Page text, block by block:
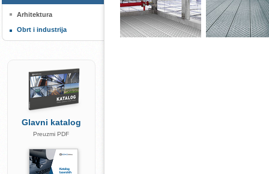
Arhitektura
Obrt i industrija
Glavni katalog
Preuzmi PDF